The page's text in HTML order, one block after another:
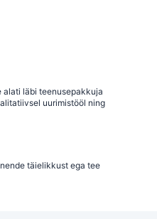
alati läbi teenusepakkuja
uurimistööl ning
täielikkust ega tee